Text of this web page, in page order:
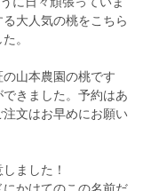
大人気の桃をこちら
。
山本農園の桃です
きました。予約はあ
文はお早めにお願い
ました！